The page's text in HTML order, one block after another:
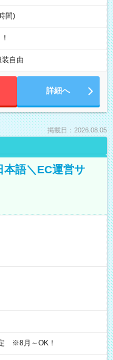
間)
装自由
詳細へ
掲載日：2026.08.05
本語＼EC運営サ
※8月～OK！